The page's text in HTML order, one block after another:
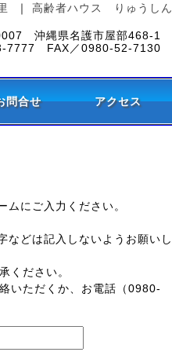
高齢者ハウス りゅうしん
沖縄県名護市屋部468-1
7777 FAX／0980-52-7130
問合せ アクセス
ムにご入力ください。
などは記入しないようお願いし
ください。
いただくか、お電話（0980-